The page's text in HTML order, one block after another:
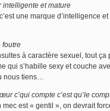
intelligente et mature
une marque d’intelligence
foutre
à caractère sexuel, tout ça
qui s’habille sexy et couche
nous tiens…
c’qui compte c’est qu’le
mec est « gentil », on devrait